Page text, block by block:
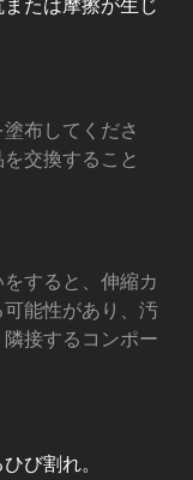
たは摩擦が生じ
布してくださ
交換すること
すると、伸縮カ
能性があり、汚
接するコンポー
び割れ。